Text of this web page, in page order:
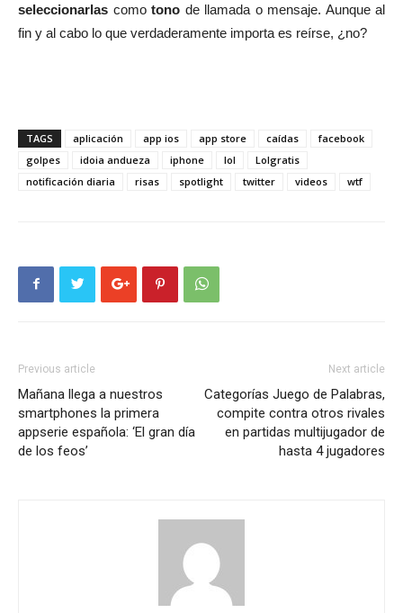
seleccionarlas comotono de llamada o mensaje. Aunque al
fin y al cabo lo que verdaderamente importa es reírse, ¿no?
TAGS aplicación app ios app store caídas
facebook
golpes
idoia andueza iphone lol
Lolgratis
notificación diaria
risas spotlight twitter videos wtf
Previous article
Mañana llega a nuestros
smartphones la primera
appserie española: ‘El gran día
de los feos’
Next article
Categorías Juego de Palabras,
compite contra otros rivales
en partidas multijugador de
hasta 4 jugadores